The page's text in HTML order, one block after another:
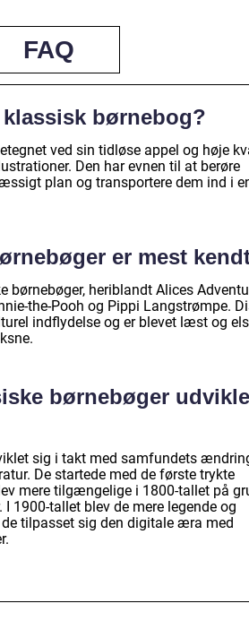
FAQ
børnebog?
ved sin tidløse appel og høje
Den har evnen til at berøre
plan og transportere dem ind i
er mest
børnebøger, heriblandt Alices
the-Pooh og Pippi Langstrømpe.
indflydelse og er blevet læst og
børnebøger
sig i takt med samfundets
De startede med de første trykte
mere tilgængelige i 1800-tallet på
1900-tallet blev de mere legende og
tilpasset sig den digitale æra med